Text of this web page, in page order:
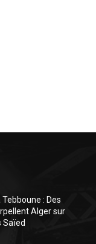
: Des
Alger sur
Saïed